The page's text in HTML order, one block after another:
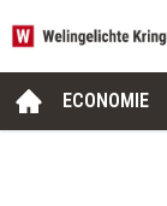
ECONOMIE